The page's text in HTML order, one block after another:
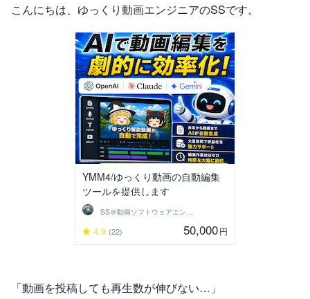
こんにちは、ゆっくり動画エンジニアのSSです。
YMM4/ゆっくり動画の自動編集
ツールを提供します
SS＠動画ソフトウェアエンジニア
4.9 (22) 50,000円
「動画を投稿しても再生数が伸びない…」